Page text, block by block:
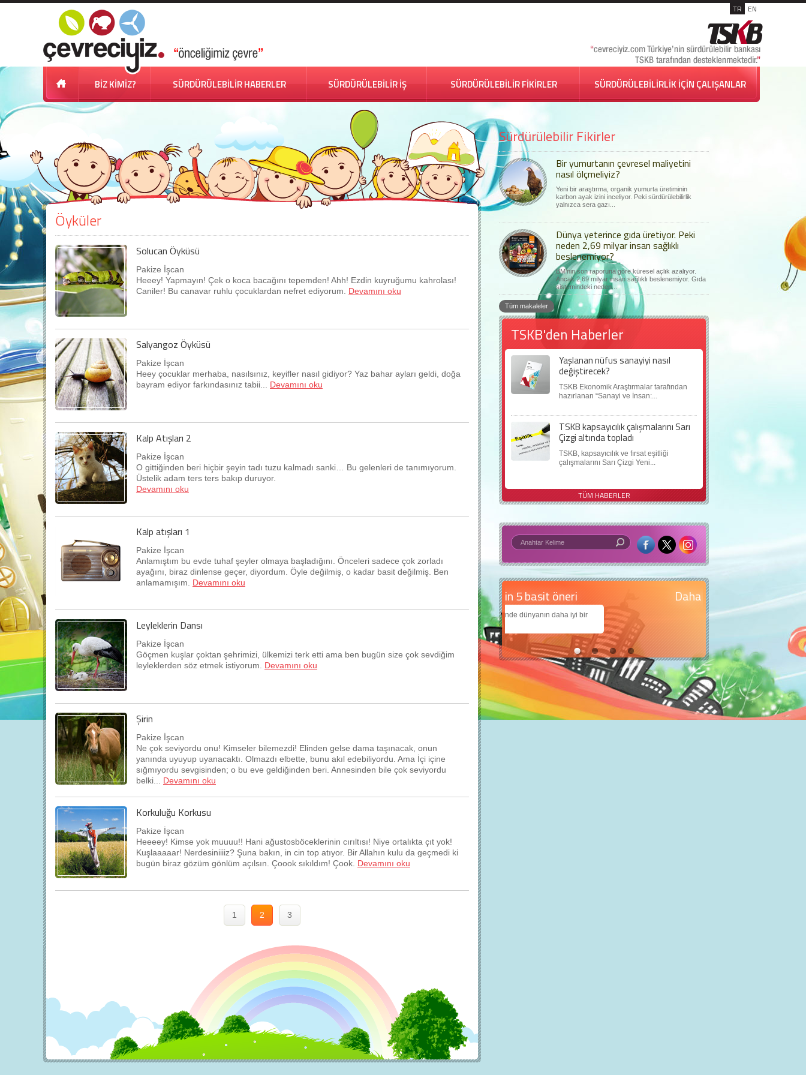
TR EN
BİZ KİMİZ? SÜRDÜRÜLEBİLİR HABERLER SÜRDÜRÜLEBİLİR İŞ SÜRDÜRÜLEBİLİR FİKİRLER SÜRDÜRÜLEBİLİRLİK İÇİN ÇALIŞANLAR
Öyküler
Solucan Öyküsü
Pakize İşcan
Heeey! Yapmayın! Çek o koca bacağını tepemden! Ahh! Ezdin kuyruğumu kahrolası!
Caniler! Bu canavar ruhlu çocuklardan nefret ediyorum. Devamını oku
Salyangoz Öyküsü
Pakize İşcan
Heey çocuklar merhaba, nasılsınız, keyifler nasıl gidiyor? Yaz bahar ayları geldi, doğa
bayram ediyor farkındasınız tabii... Devamını oku
Kalp Atışları 2
Pakize İşcan
O gittiğinden beri hiçbir şeyin tadı tuzu kalmadı sanki… Bu gelenleri de tanımıyorum.
Üstelik adam ters ters bakıp duruyor.
Devamını oku
Kalp atışları 1
Pakize İşcan
Anlamıştım bu evde tuhaf şeyler olmaya başladığını. Önceleri sadece çok zorladı
ayağını, biraz dinlense geçer, diyordum. Öyle değilmiş, o kadar basit değilmiş. Ben
anlamamışım. Devamını oku
Leyleklerin Dansı
Pakize İşcan
Göçmen kuşlar çoktan şehrimizi, ülkemizi terk etti ama ben bugün size çok sevdiğim
leyleklerden söz etmek istiyorum. Devamını oku
Şirin
Pakize İşcan
Ne çok seviyordu onu! Kimseler bilemezdi! Elinden gelse dama taşınacak, onun
yanında uyuyup uyanacaktı. Olmazdı elbette, bunu akıl edebiliyordu. Ama İçi içine
sığmıyordu sevgisinden; o bu eve geldiğinden beri. Annesinden bile çok seviyordu
belki... Devamını oku
Korkuluğu Korkusu
Pakize İşcan
Heeeey! Kimse yok muuuu!! Hani ağustosböceklerinin cırıltısı! Niye ortalıkta çıt yok!
Kuşlaaaaar! Nerdesiniiiiz? Şuna bakın, in cin top atıyor. Bir Allahın kulu da geçmedi ki
bugün biraz gözüm gönlüm açılsın. Çoook sıkıldım! Çook. Devamını oku
1 2 3
Sürdürülebilir Fikirler
Bir yumurtanın çevresel maliyetini
nasıl ölçmeliyiz?
Yeni bir araştırma, organik yumurta üretiminin
karbon ayak izini inceliyor. Peki sürdürülebilirlik
yalnızca sera gazı...
Dünya yeterince gıda üretiyor. Peki
neden 2,69 milyar insan sağlıklı
beslenemiyor?
BM’nin son raporuna göre küresel açlık azalıyor.
Ancak 2,69 milyar insan sağlıklı beslenemiyor. Gıda
sistemindeki neden...
Tüm makaleler
TSKB'den Haberler
Yaşlanan nüfus sanayiyi nasıl
değiştirecek?
TSKB Ekonomik Araştırmalar tarafından
hazırlanan “Sanayi ve İnsan:...
TSKB kapsayıcılık çalışmalarını Sarı
Çizgi altında topladı
TSKB, kapsayıcılık ve fırsat eşitliği
çalışmalarını Sarı Çizgi Yeni...
TÜM HABERLER
Daha iyi bir dünya için yapay zekâ
Çocuklarımıza daha güzel bir dünya bırakabilmek için
teknolojiden nasıl yararlanırız?